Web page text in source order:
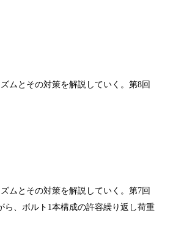
ムとその対策を解説していく。第8回
ムとその対策を解説していく。第7回
、ボルト1本構成の許容繰り返し荷重